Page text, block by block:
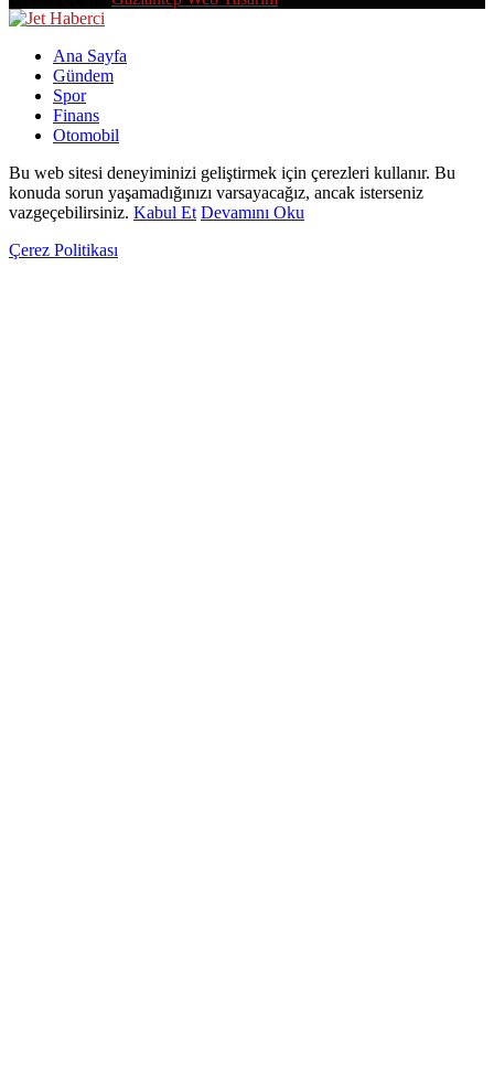
Ana Sayfa
Gündem
Spor
Finans
Otomobil
Bu web sitesi deneyiminizi geliştirmek için çerezleri kullanır. Bu
konuda sorun yaşamadığınızı varsayacağız, ancak isterseniz
vazgeçebilirsiniz. Kabul Et Devamını Oku
Çerez Politikası